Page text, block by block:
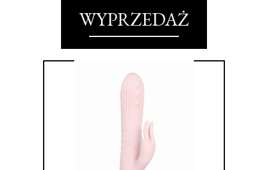
WYPRZEDAŻ